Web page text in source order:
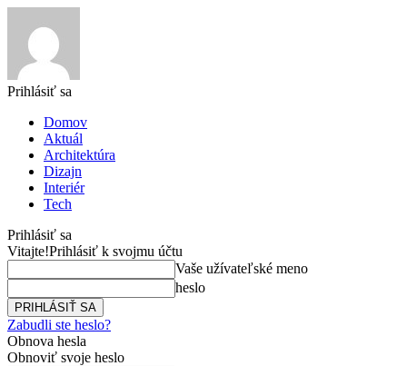
Prihlásiť sa
Domov
Aktuál
Architektúra
Dizajn
Interiér
Tech
Prihlásiť sa
Vitajte!Prihlásiť k svojmu účtu
Vaše užívateľské meno
heslo
Zabudli ste heslo?
Obnova hesla
Obnoviť svoje heslo